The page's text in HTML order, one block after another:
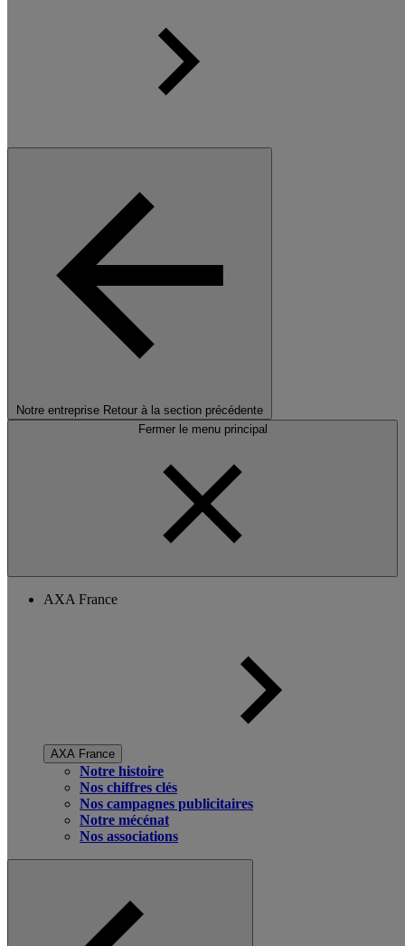
Notre entreprise Retour à la section précédente
Fermer le menu principal
AXA France
AXA France
Notre histoire
Nos chiffres clés
Nos campagnes publicitaires
Notre mécénat
Nos associations